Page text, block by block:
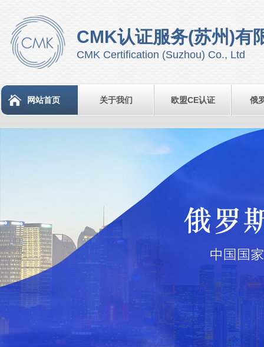
CMK认证服务(苏州)有
CMK Certification (Suzhou) Co., Ltd
网站首页 关于我们 欧盟CE认证 俄